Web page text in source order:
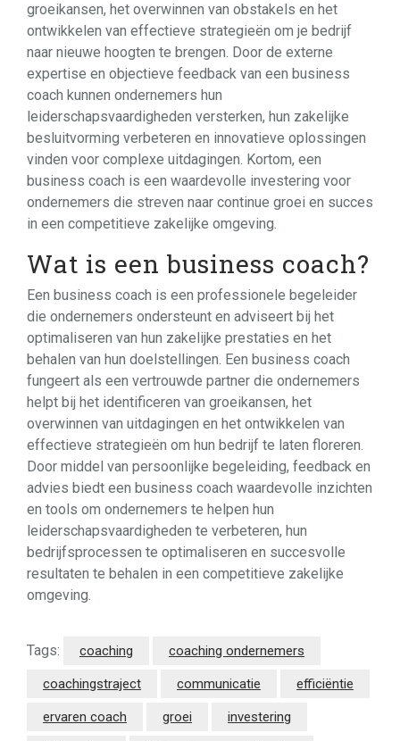
groeikansen, het overwinnen van obstakels en het
ontwikkelen van effectieve strategieën om je bedrijf
naar nieuwe hoogten te brengen. Door de externe
expertise en objectieve feedback van een business
coach kunnen ondernemers hun
leiderschapsvaardigheden versterken, hun zakelijke
besluitvorming verbeteren en innovatieve oplossingen
vinden voor complexe uitdagingen. Kortom, een
business coach is een waardevolle investering voor
ondernemers die streven naar continue groei en succes
in een competitieve zakelijke omgeving.
Wat is een business coach?
Een business coach is een professionele begeleider
die ondernemers ondersteunt en adviseert bij het
optimaliseren van hun zakelijke prestaties en het
behalen van hun doelstellingen. Een business coach
fungeert als een vertrouwde partner die ondernemers
helpt bij het identificeren van groeikansen, het
overwinnen van uitdagingen en het ontwikkelen van
effectieve strategieën om hun bedrijf te laten floreren.
Door middel van persoonlijke begeleiding, feedback en
advies biedt een business coach waardevolle inzichten
en tools om ondernemers te helpen hun
leiderschapsvaardigheden te verbeteren, hun
bedrijfsprocessen te optimaliseren en succesvolle
resultaten te behalen in een competitieve zakelijke
omgeving.
Tags: coaching coaching ondernemers
coachingstraject communicatie efficiëntie
ervaren coach groei investering